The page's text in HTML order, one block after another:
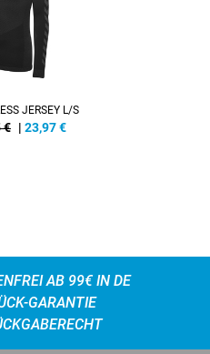
JERSEY L/S
€ | 23,97€
AB 99€ IN DE
GARANTIE